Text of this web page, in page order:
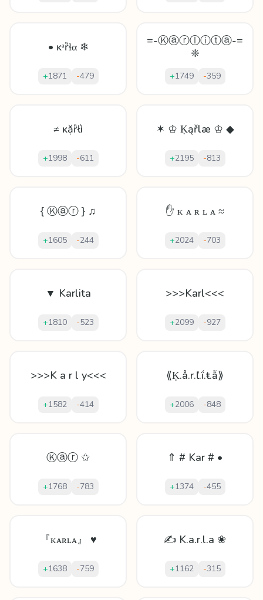
• ĸᵃȑɬα ❄
+1871 -479
=-Ⓚⓐⓡⓛⓘⓣⓐ-=
❈
+1749 -359
≠ ĸặȑłì
+1998 -611
✶ ♔ Ḳąřlæ ♔ ◆
+2195 -813
{ Ⓚⓐⓡ } ♫
+1605 -244
✋ ᴋ ᴀ ʀ ʟ ᴀ ≈
+2024 -703
▼ Karlita
+1810 -523
>>>Karl<<<
+2099 -927
>>>K a r l y<<<
+1582 -414
⟪Ḳ.å.r.ľ.ḯ.ŧ.ẫ⟫
+2006 -848
Ⓚⓐⓡ ✩
+1768 -783
⇑ # Kar # •
+1374 -455
『ᴋᴀʀʟᴀ』 ♥
+1638 -759
✍ K.a.r.l.a ❀
+1162 -315